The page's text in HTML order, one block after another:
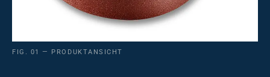
FIG. 01 — PRODUKTANSICHT